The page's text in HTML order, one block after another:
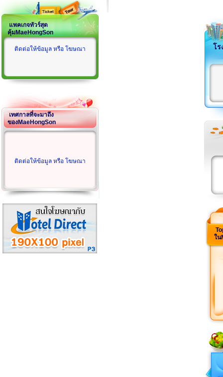
แพคเกจทัวร์สุด
คุ้มMaeHongSon
ติดต่อให้ข้อมูล หรือ โฆษณา
เทศกาลที่จะมาถึง
ของMaeHongSon
ติดต่อให้ข้อมูล หรือ โฆษณา
โร
ใน